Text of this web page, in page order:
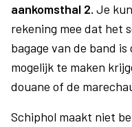
aankomsthal 2. Je
rekening mee dat het
bagage van de band
mogelijk te maken
douane of de
Schiphol maakt niet